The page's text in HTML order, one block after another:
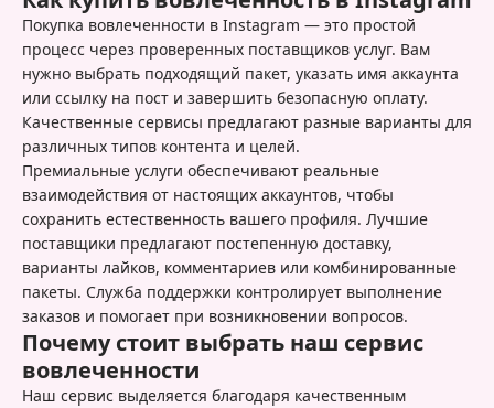
Покупка вовлеченности в Instagram — это простой
процесс через проверенных поставщиков услуг. Вам
нужно выбрать подходящий пакет, указать имя аккаунта
или ссылку на пост и завершить безопасную оплату.
Качественные сервисы предлагают разные варианты для
различных типов контента и целей.
Премиальные услуги обеспечивают реальные
взаимодействия от настоящих аккаунтов, чтобы
сохранить естественность вашего профиля. Лучшие
поставщики предлагают постепенную доставку,
варианты лайков, комментариев или комбинированные
пакеты. Служба поддержки контролирует выполнение
заказов и помогает при возникновении вопросов.
Почему стоит выбрать наш сервис
вовлеченности
Наш сервис выделяется благодаря качественным